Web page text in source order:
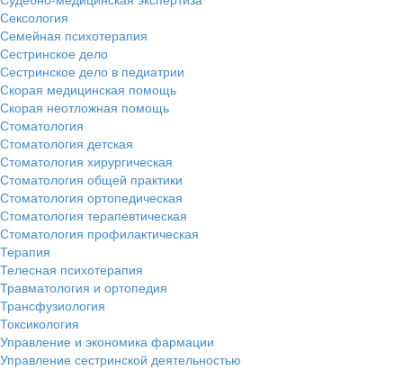
Сексология
Семейная психотерапия
Сестринское дело
Сестринское дело в педиатрии
Скорая медицинская помощь
Скорая неотложная помощь
Стоматология
Стоматология детская
Стоматология хирургическая
Стоматология общей практики
Стоматология ортопедическая
Стоматология терапевтическая
Стоматология профилактическая
Терапия
Телесная психотерапия
Травматология и ортопедия
Трансфузиология
Токсикология
Управление и экономика фармации
Управление сестринской деятельностью